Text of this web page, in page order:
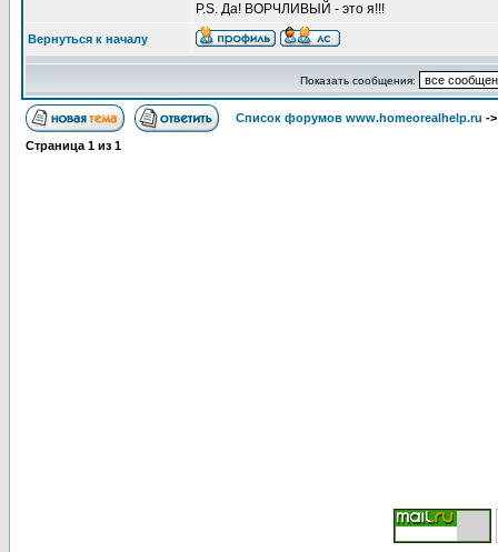
P.S. Да! ВОРЧЛИВЫЙ - это я!!!
Вернуться к началу
Показать сообщения:
Список форумов www.homeorealhelp.ru -
Страница 1 из 1